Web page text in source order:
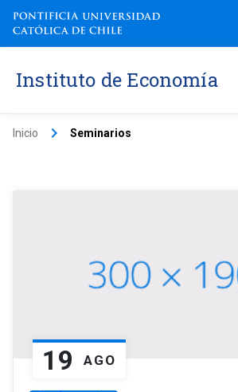
Instituto de Economía
Inicio keyboard_arrow_right Seminarios
19 AGO